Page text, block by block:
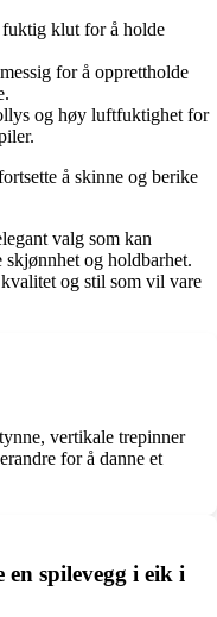
klut for å holde
for å opprettholde
og høy luftfuktighet for
å skinne og berike
valg som kan
og holdbarhet.
og stil som vil vare
vertikale trepinner
for å danne et
spilevegg i eik i